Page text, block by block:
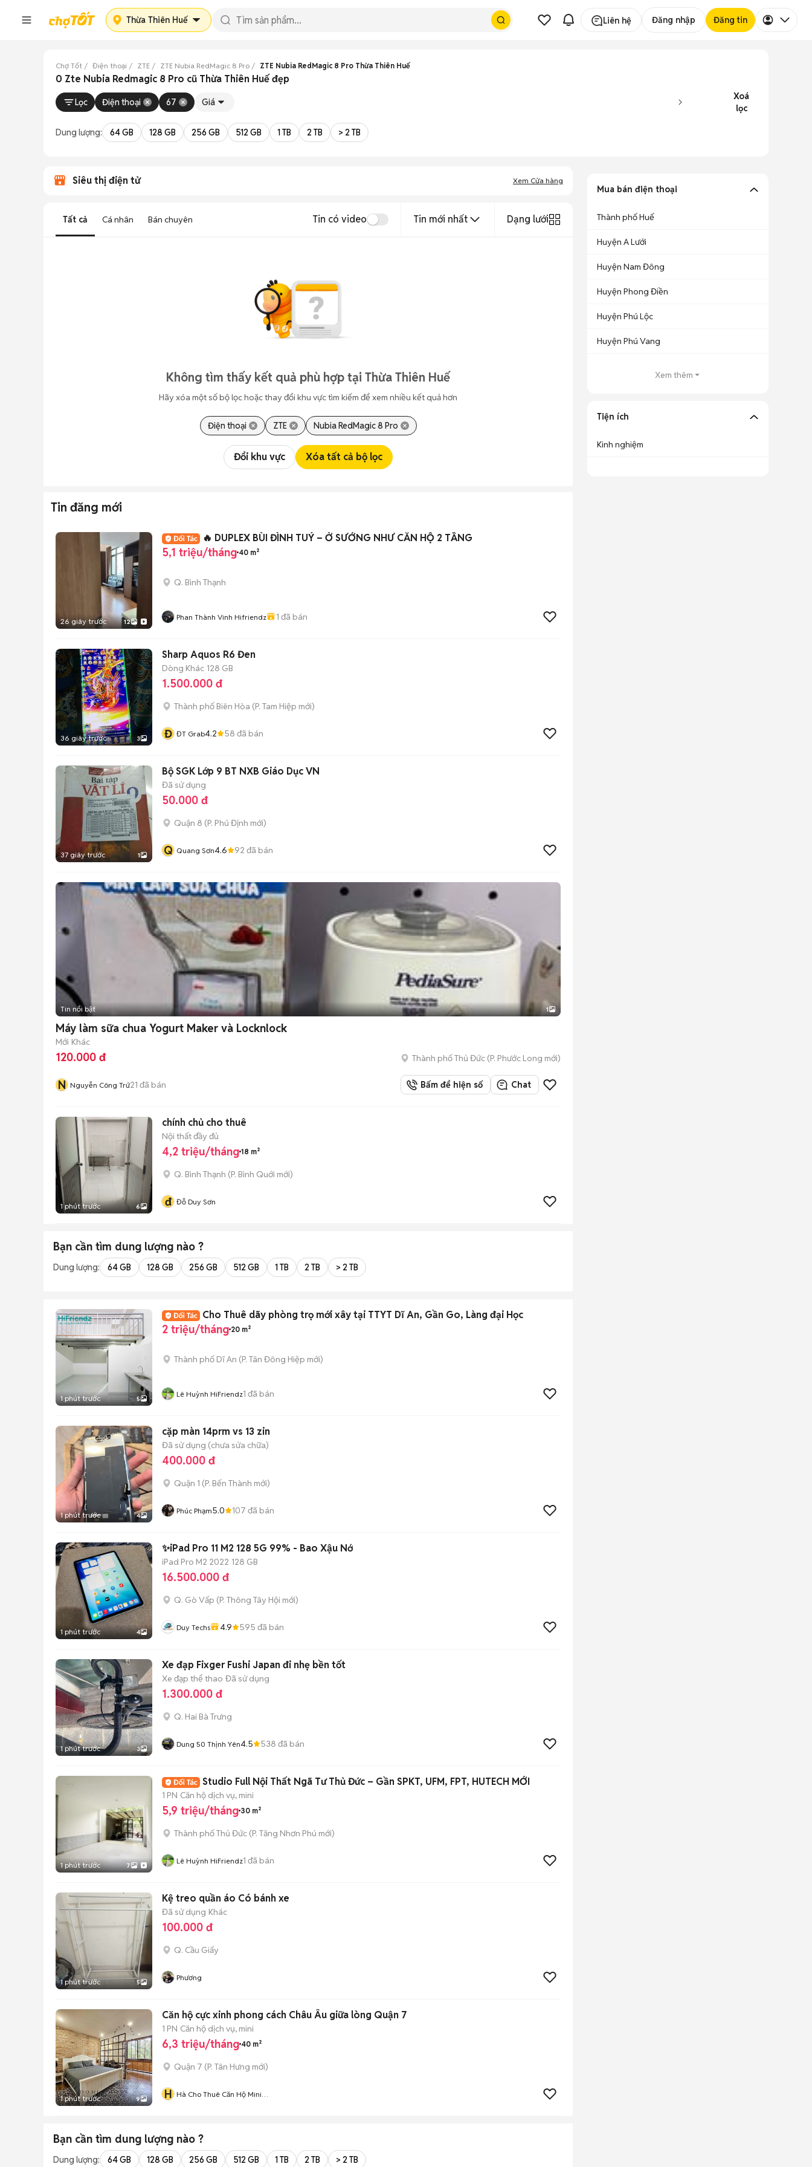
Thừa Thiên Huế Liên hệ Đăng nhập Đăng tin
Chợ Tốt Điện thoại ZTE ZTE Nubia RedMagic 8 Pro ZTE Nubia RedMagic 8 Pro Thừa Thiên Huế
0 Zte Nubia Redmagic 8 Pro cũ Thừa Thiên Huế đẹp
Lọc Điện thoại 67 Giá
Xoá
lọc
Dung lượng: 64 GB 128 GB 256 GB 512 GB 1 TB 2 TB > 2 TB
Siêu thị điện tử Xem Cửa hàng
Tất cả Cá nhân Bán chuyên Tin có video Tin mới nhất Dạng lưới
Không tìm thấy kết quả phù hợp tại Thừa Thiên Huế
Hãy xóa một số bộ lọc hoặc thay đổi khu vực tìm kiếm để xem nhiều kết quả hơn
Điện thoại ZTE Nubia RedMagic 8 Pro
Đổi khu vực Xóa tất cả bộ lọc
Tin đăng mới
26 giây trước 12
🔥 DUPLEX BÙI ĐÌNH TUÝ – Ở SƯỚNG NHƯ CĂN HỘ 2 TẦNG
5,1 triệu/tháng 40 m²
Q. Bình Thạnh
Phan Thành Vinh Hifriendz 1 đã bán
36 giây trước 3
Sharp Aquos R6 Đen
Dòng Khác 128 GB
1.500.000 đ
Thành phố Biên Hòa (P. Tam Hiệp mới)
Đ ĐT Grab4.2 58 đã bán
37 giây trước 1
Bộ SGK Lớp 9 BT NXB Giáo Dục VN
Đã sử dụng
50.000 đ
Quận 8 (P. Phú Định mới)
Q Quang Sơn4.6 92 đã bán
Tin nổi bật 1
Máy làm sữa chua Yogurt Maker và Locknlock
Mới Khác
120.000 đ Thành phố Thủ Đức (P. Phước Long mới)
N Nguyễn Công Trứ21 đã bán Bấm để hiện số Chat
1 phút trước 6
chính chủ cho thuê
Nội thất đầy đủ
4,2 triệu/tháng 18 m²
Q. Bình Thạnh (P. Bình Quới mới)
đ Đỗ Duy Sơn
Bạn cần tìm dung lượng nào ?
Dung lượng: 64 GB 128 GB 256 GB 512 GB 1 TB 2 TB > 2 TB
1 phút trước 5
Cho Thuê dãy phòng trọ mới xây tại TTYT Dĩ An, Gần Go, Làng đại Học
2 triệu/tháng 20 m²
Thành phố Dĩ An (P. Tân Đông Hiệp mới)
Lê Huỳnh HiFriendz1 đã bán
1 phút trước 4
cặp màn 14prm vs 13 zin
Đã sử dụng (chưa sửa chữa)
400.000 đ
Quận 1 (P. Bến Thành mới)
Phúc Phạm5.0 107 đã bán
1 phút trước 4
✨iPad Pro 11 M2 128 5G 99% - Bao Xậu Nớ
iPad Pro M2 2022 128 GB
16.500.000 đ
Q. Gò Vấp (P. Thông Tây Hội mới)
Duy Techs 4.9 595 đã bán
1 phút trước 3
Xe đạp Fixger Fushi Japan đi nhẹ bền tốt
Xe đạp thể thao Đã sử dụng
1.300.000 đ
Q. Hai Bà Trưng
Dung 50 Thịnh Yên4.5 538 đã bán
1 phút trước 7
Studio Full Nội Thất Ngã Tư Thủ Đức – Gần SPKT, UFM, FPT, HUTECH MỚI
1 PN Căn hộ dịch vụ, mini
5,9 triệu/tháng 30 m²
Thành phố Thủ Đức (P. Tăng Nhơn Phú mới)
Lê Huỳnh HiFriendz1 đã bán
1 phút trước 5
Kệ treo quần áo Có bánh xe
Đã sử dụng Khác
100.000 đ
Q. Cầu Giấy
Phương
1 phút trước 9
Căn hộ cực xinh phong cách Châu Âu giữa lòng Quận 7
1 PN Căn hộ dịch vụ, mini
6,3 triệu/tháng 40 m²
Quận 7 (P. Tân Hưng mới)
H Hà Cho Thuê Căn Hộ Mini
Bạn cần tìm dung lượng nào ?
Dung lượng: 64 GB 128 GB 256 GB 512 GB 1 TB 2 TB > 2 TB
Mua bán điện thoại
Thành phố Huế
Huyện A Lưới
Huyện Nam Đông
Huyện Phong Điền
Huyện Phú Lộc
Huyện Phú Vang
Xem thêm
Tiện ích
Kinh nghiệm